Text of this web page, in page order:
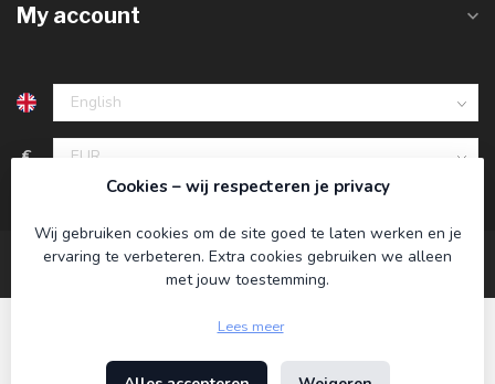
My account
€
Cookies – wij respecteren je privacy
Wij gebruiken cookies om de site goed te laten werken en je
ervaring te verbeteren. Extra cookies gebruiken we alleen
met jouw toestemming.
Lees meer